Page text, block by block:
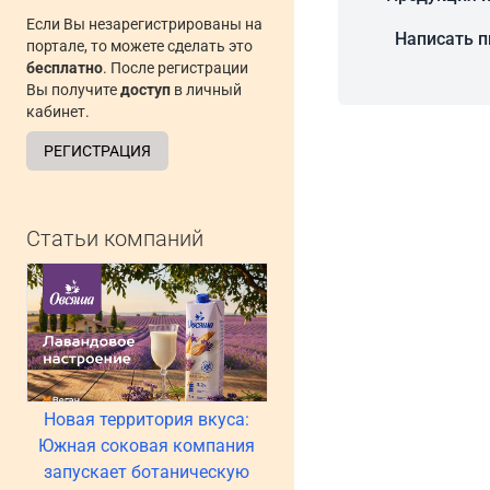
Если Вы незарегистрированы на
портале, то можете сделать это
бесплатно. После регистрации
Вы получитедоступ в личный
кабинет.
РЕГИСТРАЦИЯ
Статьи компаний
Новая территория вкуса:
Южная соковая компания
запускает ботаническую
Написать